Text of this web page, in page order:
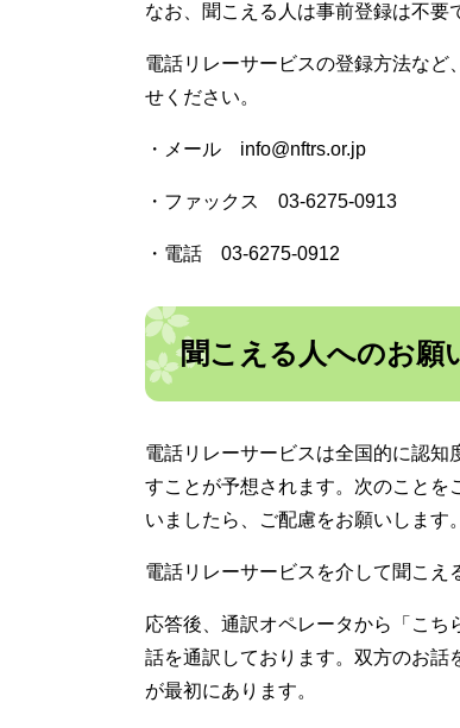
なお、聞こえる人は事前登録は不要
電話リレーサービスの登録方法な
せください。
・メール info@nftrs.or.jp
・ファックス 03-6275-0913
・電話 03-6275-0912
聞こえる人へのお願
電話リレーサービスは全国的に認
すことが予想されます。次のことを
いましたら、ご配慮をお願いします。
電話リレーサービスを介して聞こえ
応答後、通訳オペレータから「こ
話を通訳しております。双方のお話
が最初にあります。​